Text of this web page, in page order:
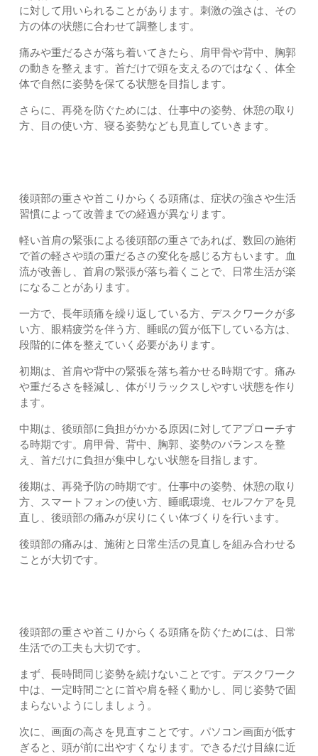
に対して用いられることがあります。刺激の強さは、その
方の体の状態に合わせて調整します。
痛みや重だるさが落ち着いてきたら、肩甲骨や背中、胸郭
の動きを整えます。首だけで頭を支えるのではなく、体全
体で自然に姿勢を保てる状態を目指します。
さらに、再発を防ぐためには、仕事中の姿勢、休憩の取り
方、目の使い方、寝る姿勢なども見直していきます。
後頭部の重さや首こりからくる頭痛は、症状の強さや生活
習慣によって改善までの経過が異なります。
軽い首肩の緊張による後頭部の重さであれば、数回の施術
で首の軽さや頭の重だるさの変化を感じる方もいます。血
流が改善し、首肩の緊張が落ち着くことで、日常生活が楽
になることがあります。
一方で、長年頭痛を繰り返している方、デスクワークが多
い方、眼精疲労を伴う方、睡眠の質が低下している方は、
段階的に体を整えていく必要があります。
初期は、首肩や背中の緊張を落ち着かせる時期です。痛み
や重だるさを軽減し、体がリラックスしやすい状態を作り
ます。
中期は、後頭部に負担がかかる原因に対してアプローチす
る時期です。肩甲骨、背中、胸郭、姿勢のバランスを整
え、首だけに負担が集中しない状態を目指します。
後期は、再発予防の時期です。仕事中の姿勢、休憩の取り
方、スマートフォンの使い方、睡眠環境、セルフケアを見
直し、後頭部の痛みが戻りにくい体づくりを行います。
後頭部の痛みは、施術と日常生活の見直しを組み合わせる
ことが大切です。
後頭部の重さや首こりからくる頭痛を防ぐためには、日常
生活での工夫も大切です。
まず、長時間同じ姿勢を続けないことです。デスクワーク
中は、一定時間ごとに首や肩を軽く動かし、同じ姿勢で固
まらないようにしましょう。
次に、画面の高さを見直すことです。パソコン画面が低す
ぎると、頭が前に出やすくなります。できるだけ目線に近